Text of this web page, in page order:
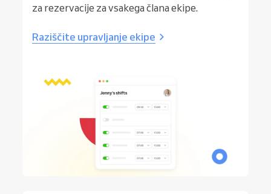
za rezervacije za vsakega člana ekipe.
Raziščite upravljanje ekipe